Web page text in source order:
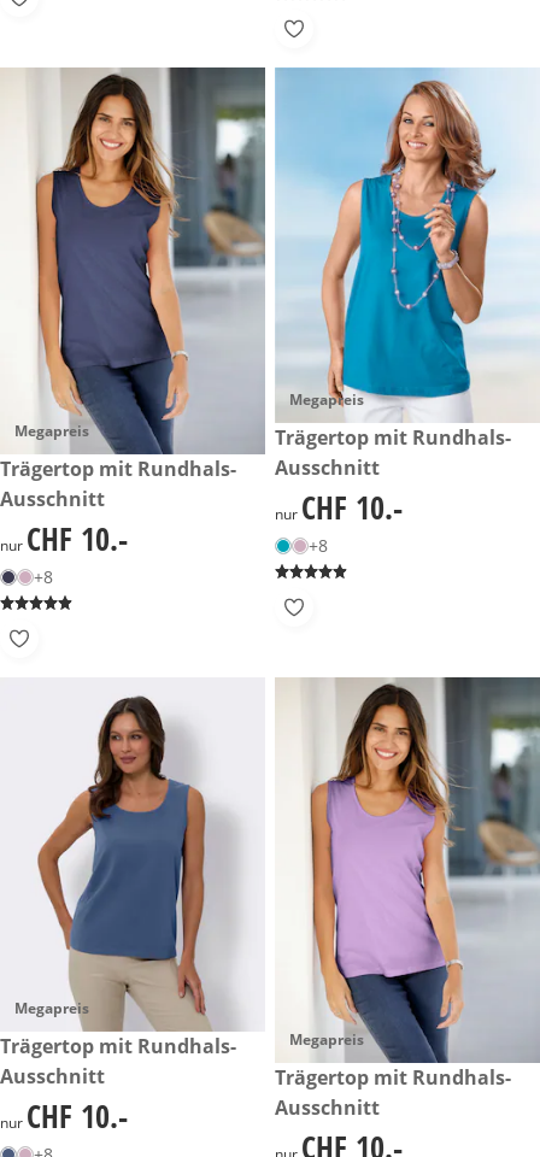
Megapreis
CHF 10.-
Trägertop mit Rundhals-
Ausschnitt
CHF 10.-
nur CHF 10.-
+8
Megapreis
CHF 10.-
Trägertop mit Rundhals-
Ausschnitt
CHF 10.-
nur CHF 10.-
+8
Megapreis
CHF 10.-
Trägertop mit Rundhals-
Ausschnitt
CHF 10.-
nur CHF 10.-
Megapreis
CHF 10.-
Trägertop mit Rundhals-
Ausschnitt
CHF 10.-
CHF 10.-